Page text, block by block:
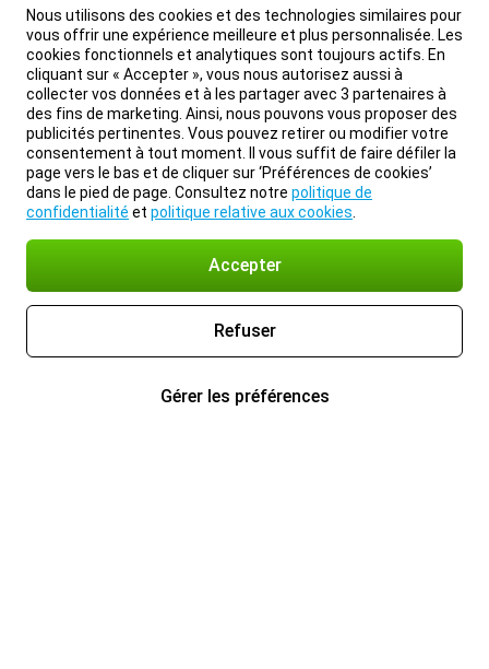
Nous utilisons des cookies et des technologies similaires pour
vous offrir une expérience meilleure et plus personnalisée. Les
cookies fonctionnels et analytiques sont toujours actifs. En
cliquant sur « Accepter », vous nous autorisez aussi à
collecter vos données et à les partager avec 3 partenaires à
des fins de marketing. Ainsi, nous pouvons vous proposer des
publicités pertinentes. Vous pouvez retirer ou modifier votre
consentement à tout moment. Il vous suffit de faire défiler la
page vers le bas et de cliquer sur ‘Préférences de cookies’
dans le pied de page. Consultez notre politique de
confidentialité et politique relative aux cookies
Accepter
Refuser
Gérer les préférences